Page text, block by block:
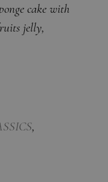
cake with
jelly,
,